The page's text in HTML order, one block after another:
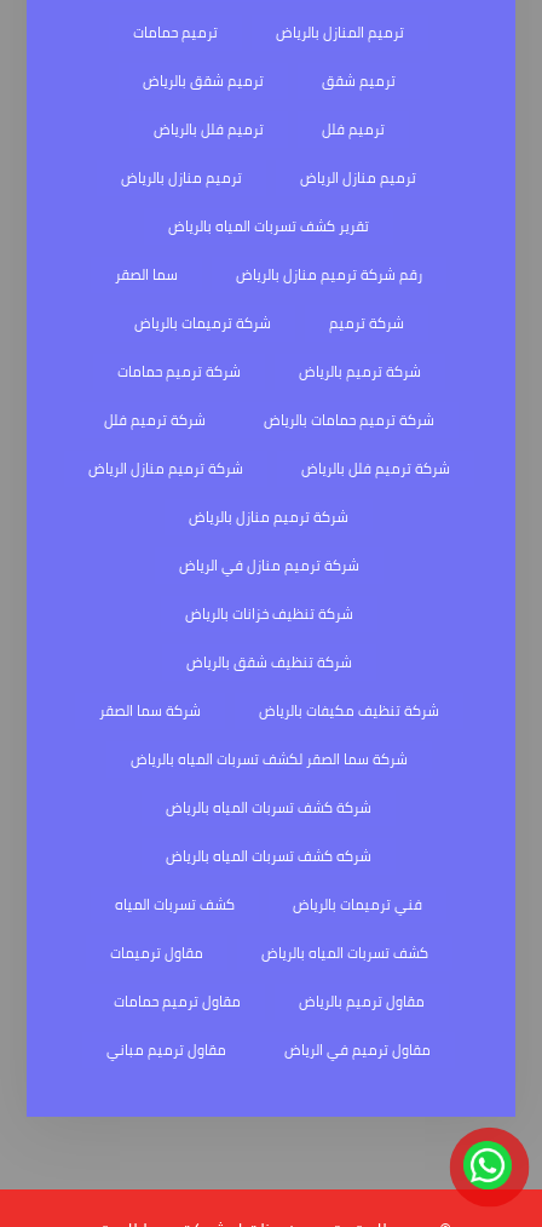
ترميم المنازل بالرياض
ترميم حمامات
ترميم شقق
ترميم شقق بالرياض
ترميم فلل
ترميم فلل بالرياض
ترميم منازل الرياض
ترميم منازل بالرياض
تقرير كشف تسربات المياه بالرياض
رقم شركة ترميم منازل بالرياض
سما الصقر
شركة ترميم
شركة ترميمات بالرياض
شركة ترميم بالرياض
شركة ترميم حمامات
شركة ترميم حمامات بالرياض
شركة ترميم فلل
شركة ترميم فلل بالرياض
شركة ترميم منازل الرياض
شركة ترميم منازل بالرياض
شركة ترميم منازل في الرياض
شركة تنظيف خزانات بالرياض
شركة تنظيف شقق بالرياض
شركة تنظيف مكيفات بالرياض
شركة سما الصقر
شركة سما الصقر لكشف تسربات المياه بالرياض
شركة كشف تسربات المياه بالرياض
شركه كشف تسربات المياه بالرياض
فني ترميمات بالرياض
كشف تسربات المياه
كشف تسربات المياه بالرياض
مقاول ترميمات
مقاول ترميم بالرياض
مقاول ترميم حمامات
مقاول ترميم في الرياض
مقاول ترميم مباني